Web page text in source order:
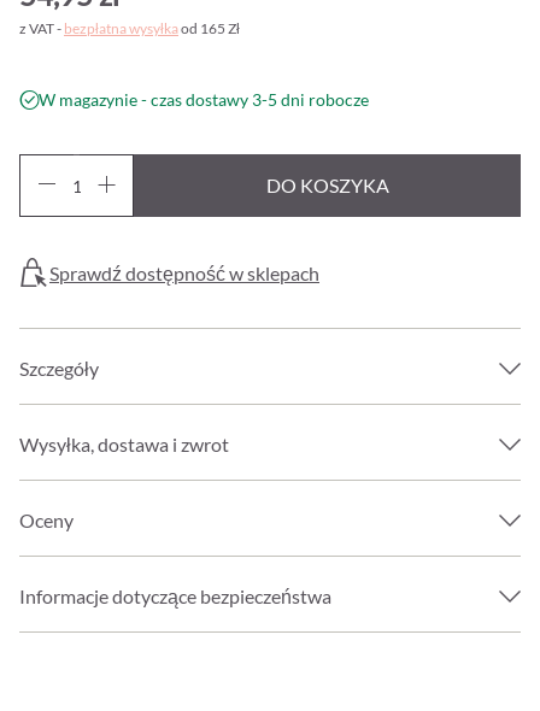
z VAT - bezpłatna wysyłkaod 165 Zł
W magazynie - czas dostawy 3-5 dni robocze
DO KOSZYKA
Sprawdź dostępność w sklepach
Szczegóły
Wysyłka, dostawa i zwrot
Oceny
Informacje dotyczące bezpieczeństwa